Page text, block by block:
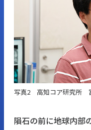
写真2 高知コア研究所
隕石の前に地球内部